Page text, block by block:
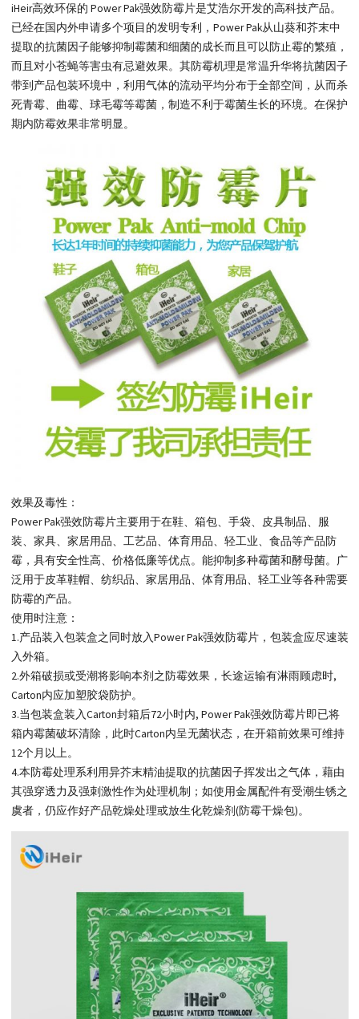
iHeir高效环保的 Power Pak强效防霉片是艾浩尔开发的高科技产品。
已经在国内外申请多个项目的发明专利，Power Pak从山葵和芥末中
提取的抗菌因子能够抑制霉菌和细菌的成长而且可以防止霉的繁殖，
而且对小苍蝇等害虫有忌避效果。其防霉机理是常温升华将抗菌因子
带到产品包装环境中，利用气体的流动平均分布于全部空间，从而杀
死青霉、曲霉、球毛霉等霉菌，制造不利于霉菌生长的环境。在保护
期内防霉效果非常明显。
效果及毒性：
Power Pak强效防霉片主要用于在鞋、箱包、手袋、皮具制品、服
装、家具、家居用品、工艺品、体育用品、轻工业、食品等产品防
霉，具有安全性高、价格低廉等优点。能抑制多种霉菌和酵母菌。广
泛用于皮革鞋帽、纺织品、家居用品、体育用品、轻工业等各种需要
防霉的产品。
使用时注意：
1.产品装入包装盒之同时放入Power Pak强效防霉片，包装盒应尽速装
入外箱。
2.外箱破损或受潮将影响本剂之防霉效果，长途运输有淋雨顾虑时,
Carton内应加塑胶袋防护。
3.当包装盒装入Carton封箱后72小时内, Power Pak强效防霉片即已将
箱内霉菌破坏清除，此时Carton内呈无菌状态，在开箱前效果可维持
12个月以上。
4.本防霉处理系利用异芥末精油提取的抗菌因子挥发出之气体，藉由
其强穿透力及强刺激性作为处理机制；如使用金属配件有受潮生锈之
虞者，仍应作好产品乾燥处理或放生化乾燥剂(防霉干燥包)。